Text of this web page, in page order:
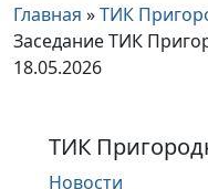
Главная »ТИК
Заседание ТИК
18.05.2026
ТИК
Новости